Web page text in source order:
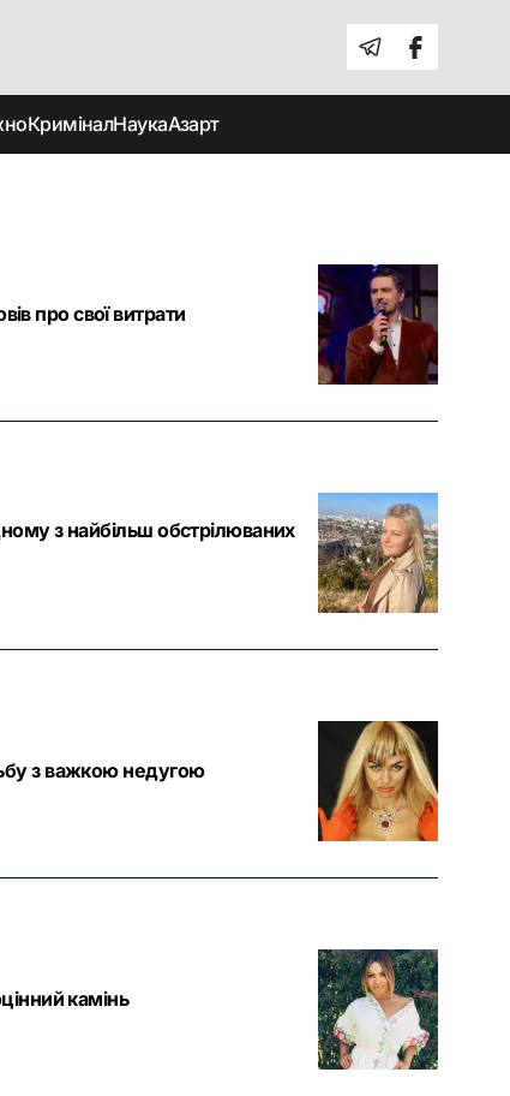
КриміналНаукаАзарт
про свої витрати
з найбільш обстрілюваних
з важкою недугою
камінь